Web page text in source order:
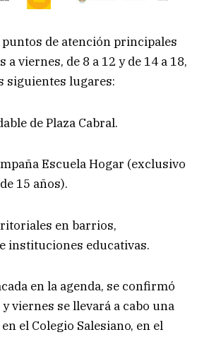
puntos de atención principales
a viernes, de 8 a 12 y de 14 a 18,
siguientes lugares:
de Plaza Cabral.
Escuela Hogar (exclusivo
15 años).
en barrios,
instituciones educativas.
en la agenda, se confirmó
viernes se llevará a cabo una
el Colegio Salesiano, en el